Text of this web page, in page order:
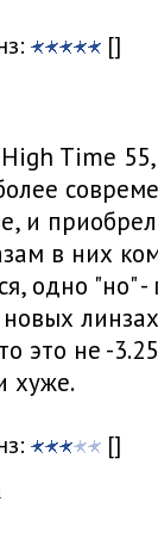
[]
Time
и
в них
одно "но" -
это не -
хуже.
[]